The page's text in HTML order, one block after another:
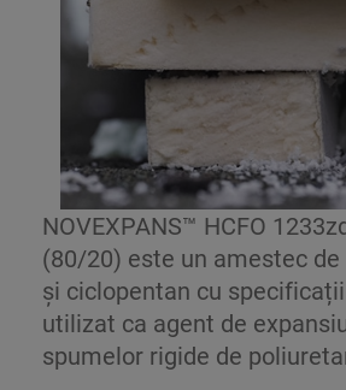
NOVEXPANS™ HCFO
(80/20) este un amestec de
și ciclopentan cu
utilizat ca agent de
spumelor rigide de